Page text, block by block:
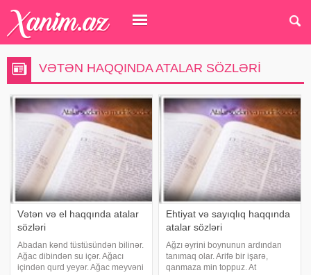
VƏTƏN HAQQINDA ATALAR SÖZLƏRI
Vətən və el haqqında atalar
sözləri
Abadan kənd tüstüsündən bilinər.
Ağac dibindən su içər. Ağacı
içindən qurd yeyər. Ağac meyvəni
Ehtiyat və sayıqlıq haqqında
atalar sözləri
Ağzı əyrini boynunun ardından
tanımaq olar. Arifə bir işarə,
qanmaza min toppuz. At